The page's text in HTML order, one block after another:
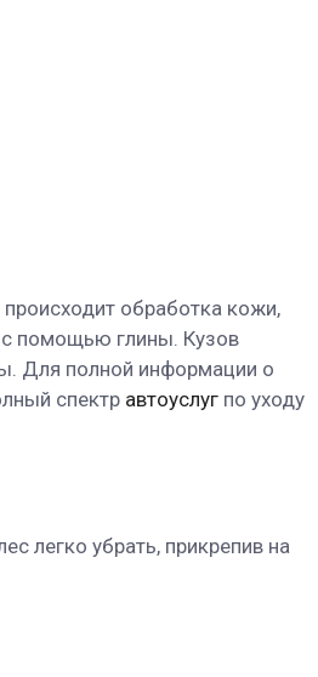
обработка кожи,
с помощью глины. Кузов
Для полной информации о
спектр автоуслуг по уходу
легко убрать, прикрепив на